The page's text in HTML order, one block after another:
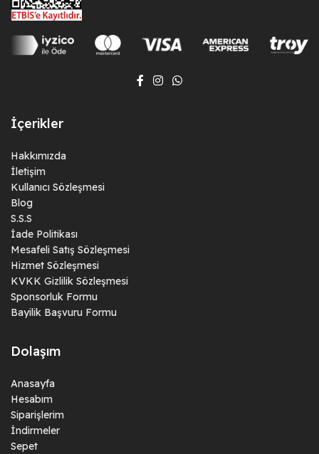
İçerikler
Hakkımızda
İletişim
Kullanıcı Sözleşmesi
Blog
S.S.S
İade Politikası
Mesafeli Satış Sözleşmesi
Hizmet Sözleşmesi
KVKK Gizlilik Sözleşmesi
Sponsorluk Formu
Bayilik Başvuru Formu
Dolaşım
Anasayfa
Hesabım
Siparişlerim
İndirmeler
Sepet